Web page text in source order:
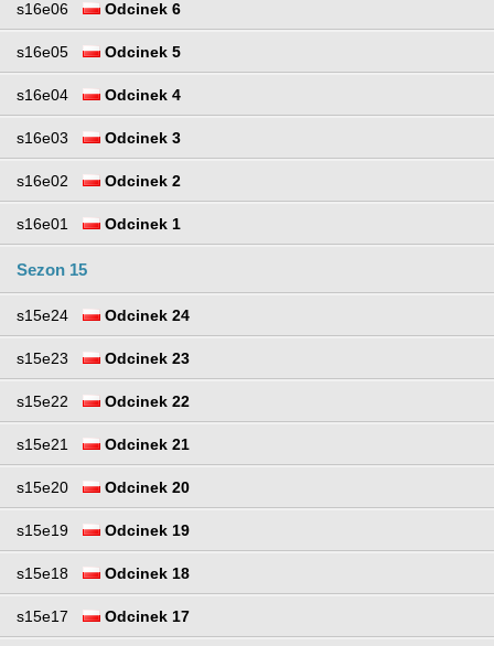
s16e06 Odcinek 6
s16e05 Odcinek 5
s16e04 Odcinek 4
s16e03 Odcinek 3
s16e02 Odcinek 2
s16e01 Odcinek 1
Sezon 15
s15e24 Odcinek 24
s15e23 Odcinek 23
s15e22 Odcinek 22
s15e21 Odcinek 21
s15e20 Odcinek 20
s15e19 Odcinek 19
s15e18 Odcinek 18
s15e17 Odcinek 17